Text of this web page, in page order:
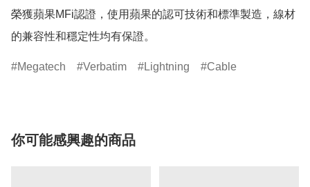
榮獲蘋果MFi認證，使用蘋果的認可技術和標準製造，線材
的兼容性和穩定性均有保證。
Megatech Verbatim Lightning Cable
你可能感興趣的商品